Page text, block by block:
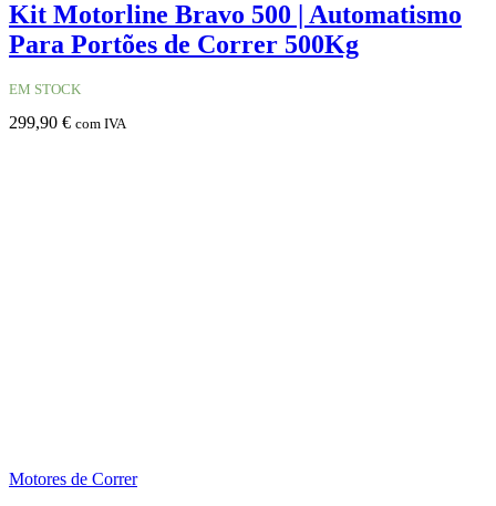
Kit Motorline Bravo 500 | Automatismo
Para Portões de Correr 500Kg
EM STOCK
299,90 € com IVA
Motores de Correr